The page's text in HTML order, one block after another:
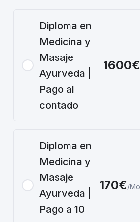
Diploma en
Medicina y
Masaje
Ayurveda |
Pago al
contado
1600€
Diploma en
Medicina y
Masaje
Ayurveda |
Pago a 10
170€/Mo